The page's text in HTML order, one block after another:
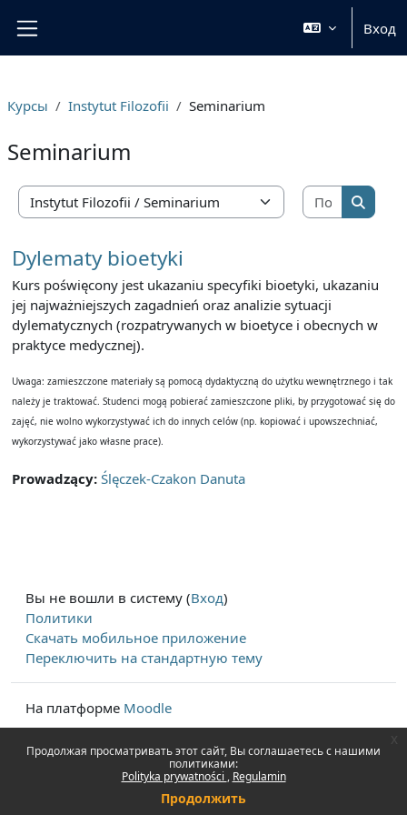
Продолжая просматривать этот сайт, Вы соглашаетесь с нашими
политиками:
Polityka prywatności
Regulamin
Продолжить
Вход
Курсы Instytut Filozofii Seminarium
Seminarium
Категории курсов
Поиск
Поиск
Dylematy bioetyki
Kurs poświęcony jest ukazaniu specyfiki bioetyki, ukazaniu
jej najważniejszych zagadnień oraz analizie sytuacji
dylematycznych (rozpatrywanych w bioetyce i obecnych w
praktyce medycznej).
Uwaga: zamieszczone materiały są pomocą dydaktyczną do użytku wewnętrznego i tak
należy je traktować. Studenci mogą pobierać zamieszczone pliki, by przygotować się do
zajęć, nie wolno wykorzystywać ich do innych celów (np. kopiować i upowszechniać,
wykorzystywać jako własne prace).
Prowadzący: Ślęczek-Czakon Danuta
Вы не вошли в систему (Вход)
Политики
Скачать мобильное приложение
Переключить на стандартную тему
На платформе Moodle